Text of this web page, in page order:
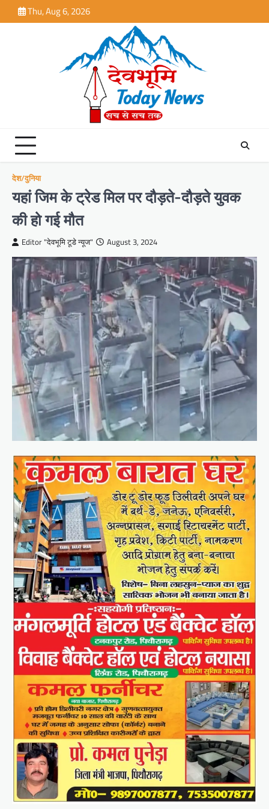
to
Thu, Aug 6, 2026
देश/दुनिया
यहां जिम के ट्रेड मिल पर दौड़ते-दौड़ते युवक
की हो गई मौत
Editor "देवभूमि टूडे न्यूज" August 3, 2024